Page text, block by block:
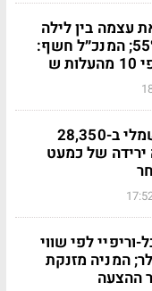
עצמה בין לילה
ונפתחה בזינוק של 55%; המנכ״ל חשף:
פורד חשפה טנדר חשמלי ב-28,350
ירידה של כמעט
לפי שווי
דולר; המניה מזנקת